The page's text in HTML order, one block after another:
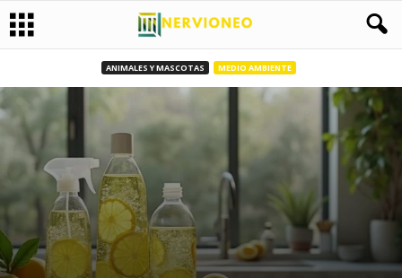
ANIMALES Y MASCOTAS MEDIO AMBIENTE